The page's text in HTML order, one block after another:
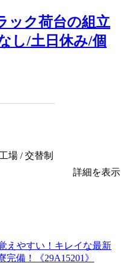
ック荷台の組立
し/土日休み/個
場 / 交替制
詳細を表示